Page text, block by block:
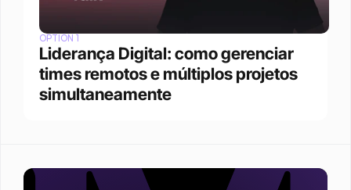
OPTION 1
Liderança Digital: como gerenciar
times remotos e múltiplos projetos
simultaneamente